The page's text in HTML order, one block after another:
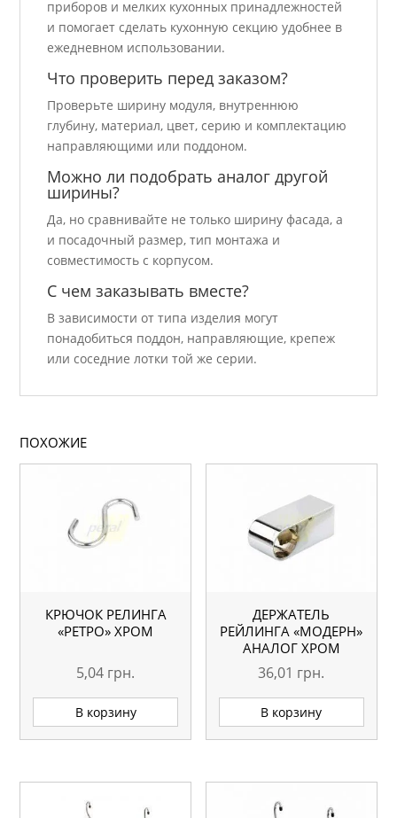
приборов и мелких кухонных принадлежностей
и помогает сделать кухонную секцию удобнее в
ежедневном использовании.
Что проверить перед заказом?
Проверьте ширину модуля, внутреннюю
глубину, материал, цвет, серию и комплектацию
направляющими или поддоном.
Можно ли подобрать аналог другой
ширины?
Да, но сравнивайте не только ширину фасада, а
и посадочный размер, тип монтажа и
совместимость с корпусом.
С чем заказывать вместе?
В зависимости от типа изделия могут
понадобиться поддон, направляющие, крепеж
или соседние лотки той же серии.
ПОХОЖИЕ
КРЮЧОК РЕЛИНГА
«РЕТРО» ХРОМ
5,04 грн.
В корзину
ДЕРЖАТЕЛЬ
РЕЙЛИНГА «МОДЕРН»
АНАЛОГ ХРОМ
36,01 грн.
В корзину